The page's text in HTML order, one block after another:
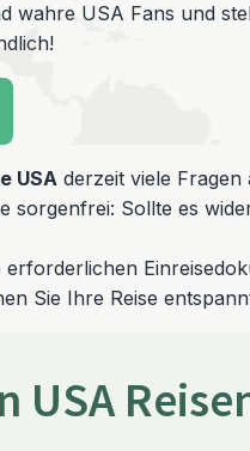
wahre USA Fans und
USA derzeit viele
sorgenfrei: Sollte es
Sie Ihre Reise
USA